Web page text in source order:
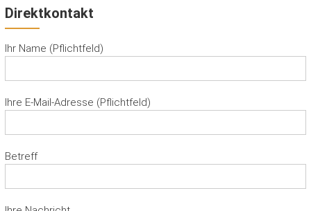
Direktkontakt
Ihr Name (Pflichtfeld)
Ihre E-Mail-Adresse (Pflichtfeld)
Betreff